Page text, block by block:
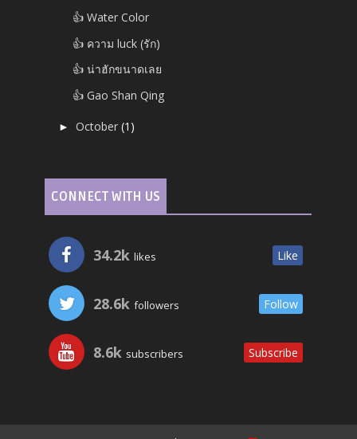
👍 Water Color
👍 ความ luck (รัก)
👍 น่าฮักขนาดเลย
👍 Gao Shan Qing
►October(1)
CONNECT WITH US
34.2k likes Like
28.6k followers Follow
8.6k subscribers Subscribe